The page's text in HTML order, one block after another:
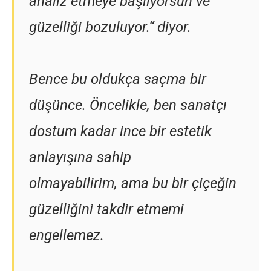
güzelliği bozuluyor.“ diyor.
Bence bu oldukça saçma bir
düşünce. Öncelikle, ben sanatçı
dostum kadar ince bir estetik
anlayışına sahip
olmayabilirim, ama bu bir çiçeğin
güzelliğini takdir etmemi
engellemez.